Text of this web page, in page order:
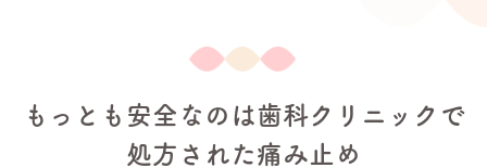
もっとも安全なのは歯科クリニックで
処方された痛み止め